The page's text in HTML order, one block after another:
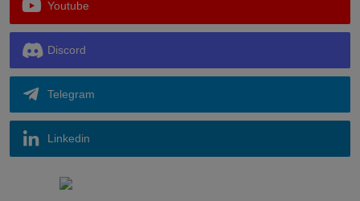
Youtube
Discord
Telegram
Linkedin